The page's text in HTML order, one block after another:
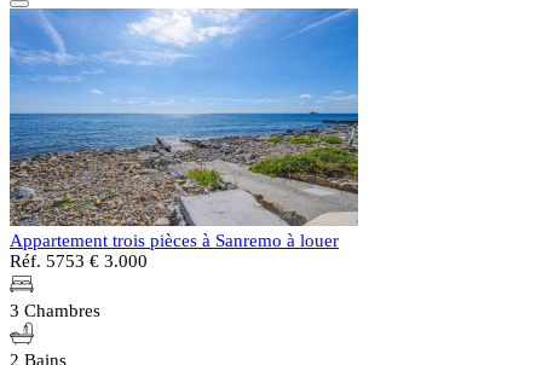
Appartement trois pièces à Sanremo à louer
Réf. 5753 € 3.000
3 Chambres
2 Bains